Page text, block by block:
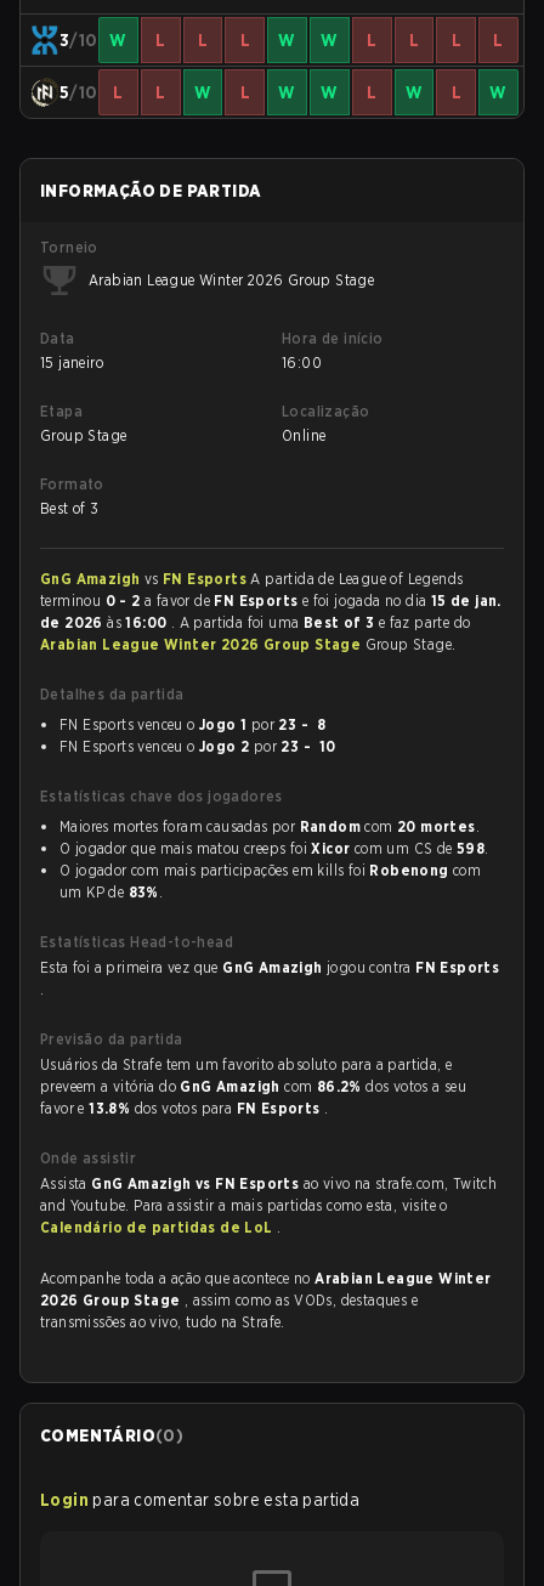
3/10 W L L L W W L L L L
5/10 L L W L W W L W L W
INFORMAÇÃO DE PARTIDA
Torneio
Arabian League Winter 2026 Group Stage
Data
15 janeiro
Hora de início
16:00
Etapa
Group Stage
Localização
Online
Formato
Best of 3
GnG Amazigh vs FN EsportsA partida de League of Legends
terminou 0 - 2 a favor de FN Esports e foi jogada no dia 15 de jan.
de 2026às16:00 . A partida foi uma Best of 3 e faz parte do
Arabian League Winter 2026 Group Stage Group Stage.
Detalhes da partida
FN Esports venceu o Jogo 1 por 23 - 8
FN Esports venceu o Jogo 2 por 23 - 10
Estatísticas chave dos jogadores
Maiores mortes foram causadas por Random com 20 mortes.
O jogador que mais matou creeps foiXicor com um CS de598.
O jogador com mais participações em kills foi Robenong com
um KP de 83% .
Estatísticas Head-to-head
Esta foi a primeira vez que GnG Amazigh jogou contra FN Esports
.
Previsão da partida
Usuários da Strafe tem um favorito absoluto para a partida, e
preveem a vitória do GnG Amazighcom 86.2%dos votos a seu
favor e13.8% dos votos para FN Esports .
Onde assistir
Assista GnG Amazigh vs FN Esports ao vivo na strafe.com, Twitch
and Youtube. Para assistir a mais partidas como esta, visite o
Calendário de partidas de LoL .
Acompanhe toda a ação que acontece noArabian League Winter
2026 Group Stage , assim como as VODs, destaques e
transmissões ao vivo, tudo na Strafe.
COMENTÁRIO(0)
Login para comentar sobre esta partida